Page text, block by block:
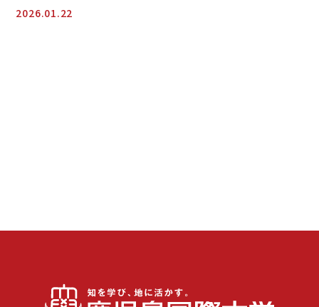
2026.01.22